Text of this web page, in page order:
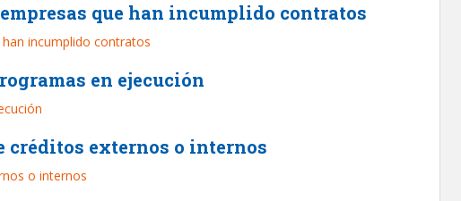
que han incumplido contratos
incumplido contratos
en ejecución
créditos externos o internos
o internos